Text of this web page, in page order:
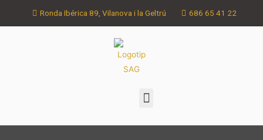
Ronda Ibérica 89, Vilanova i la Geltrú 686 65 41 22